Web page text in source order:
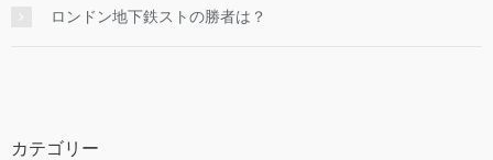
ロンドン地下鉄ストの勝者は？
カテゴリー